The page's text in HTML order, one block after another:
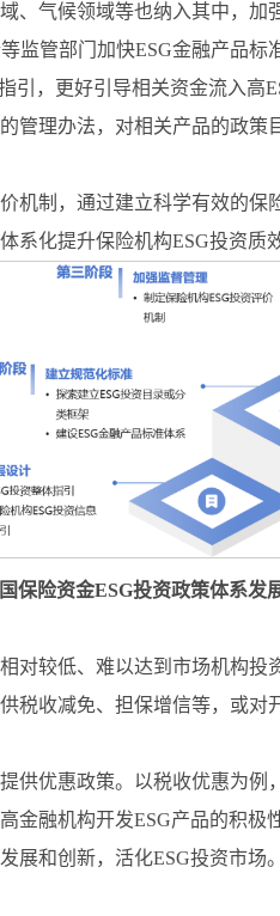
、气候领域等也纳入其中，
管部门加快ESG金融产品标
引，更好引导相关资金流入
管理办法，对相关产品的政
机制，通过建立科学有效的
化提升保险机构ESG投资质
保险资金ESG投资政策体系发
对较低、难以达到市场机构
税收减免、担保增信等，或
供优惠政策。以税收优惠为
金融机构开发ESG产品的积
展和创新，活化ESG投资市场。